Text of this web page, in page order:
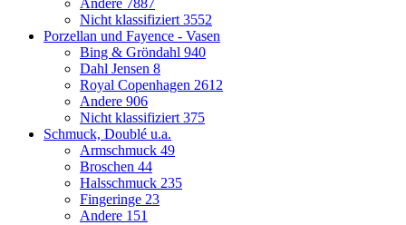
Nicht klassifiziert 3552
Porzellan und Fayence - Vasen
Bing & Gröndahl 940
Dahl Jensen 8
Royal Copenhagen 2612
Andere 906
Nicht klassifiziert 375
Schmuck, Doublé u.a.
Armschmuck 49
Broschen 44
Halsschmuck 235
Fingeringe 23
Andere 151